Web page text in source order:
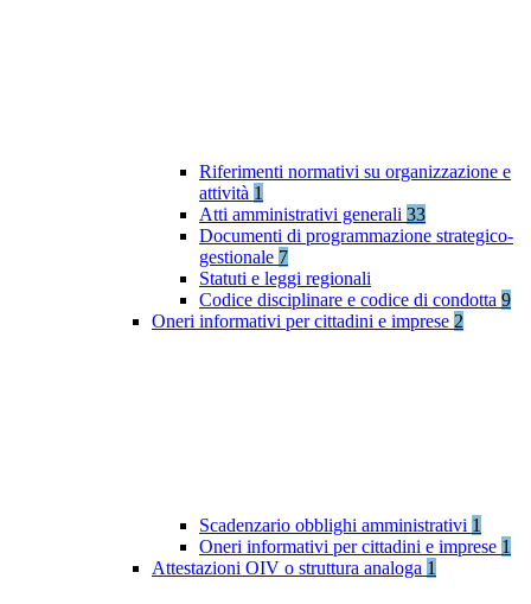
Riferimenti normativi su organizzazione e
attività 1
Atti amministrativi generali 33
Documenti di programmazione strategico-
gestionale 7
Statuti e leggi regionali
Codice disciplinare e codice di condotta 9
Oneri informativi per cittadini e imprese 2
Scadenzario obblighi amministrativi 1
Oneri informativi per cittadini e imprese 1
Attestazioni OIV o struttura analoga 1